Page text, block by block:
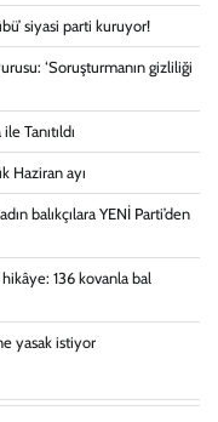
siyasi parti kuruyor!
‘Soruşturmanın gizliliği
Tanıtıldı
Haziran ayı
balıkçılara YENİ Parti’den
136 kovanla bal
yasak istiyor